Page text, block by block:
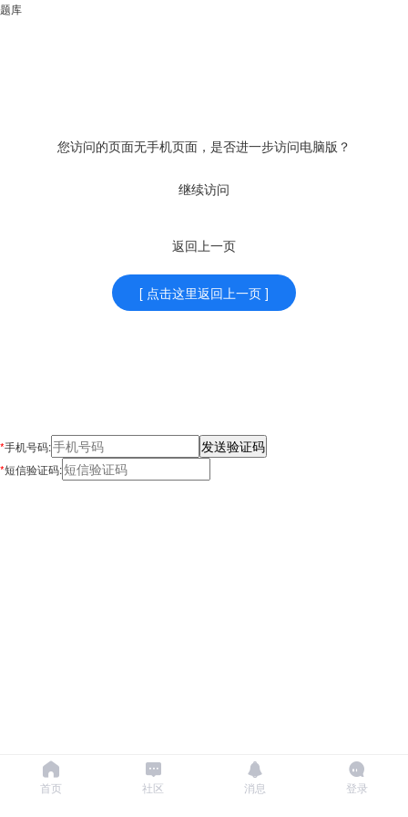
题库
您访问的页面无手机页面，是否进一步访问电脑版？
继续访问
返回上一页
[ 点击这里返回上一页 ]
首页 社区 消息 登录
*手机号码:
*短信验证码: